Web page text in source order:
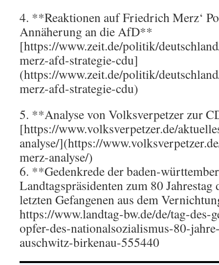
4. **Reaktionen auf Friedrich Merz‘
Annäherung an die AfD**
[https://www.zeit.de/politik/
merz-afd-strategie-cdu]
(https://www.zeit.de/politik/
merz-afd-strategie-cdu)
5. **Analyse von Volksverpetzer zur
[https://www.volksverpetzer.de/
analyse/](https://
merz-analyse/)
6. **Gedenkrede der baden-
Landtagspräsidenten zum 80
letzten Gefangenen aus dem
https://www.landtag-bw.de/de/tag-des-
opfer-des-nationalsozialismus-80-
auschwitz-birkenau-555440